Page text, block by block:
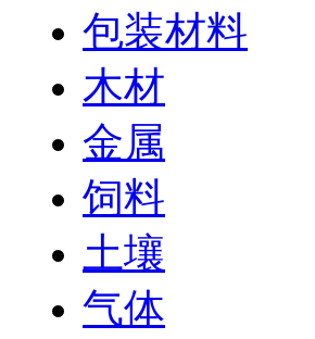
包装材料
木材
金属
饲料
土壤
气体